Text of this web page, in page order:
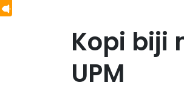
Kopi biji
UPM